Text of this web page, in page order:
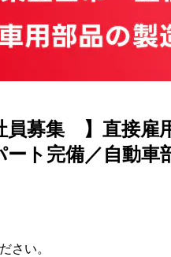
募集 】直接雇
ト完備／自動車
さい。